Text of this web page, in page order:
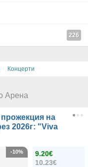
226
· Концерти
Арена
на
2026г: "Viva
9.20€
10.23€
-10%